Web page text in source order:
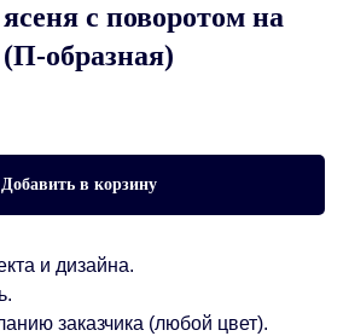
с поворотом на
(П-образная)
Добавить в корзину
и дизайна.
заказчика (любой цвет).